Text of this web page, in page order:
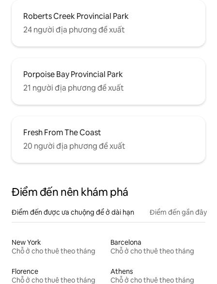
Roberts Creek Provincial Park
24 người địa phương đề xuất
Porpoise Bay Provincial Park
21 người địa phương đề xuất
Fresh From The Coast
20 người địa phương đề xuất
Điểm đến nên khám phá
Điểm đến được ưa chuộng để ở dài hạn Điểm đến gần đây
New York
Chỗ ở cho thuê theo tháng
Barcelona
Chỗ ở cho thuê theo tháng
Florence
Chỗ ở cho thuê theo tháng
Athens
Chỗ ở cho thuê theo tháng